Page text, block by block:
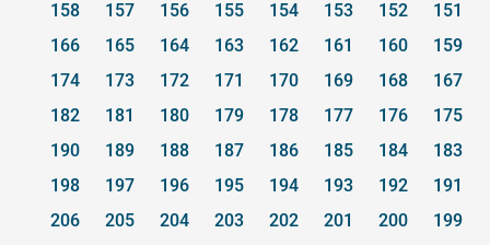
151
152
153
154
155
156
157
158
159
160
161
162
163
164
165
166
167
168
169
170
171
172
173
174
175
176
177
178
179
180
181
182
183
184
185
186
187
188
189
190
191
192
193
194
195
196
197
198
199
200
201
202
203
204
205
206